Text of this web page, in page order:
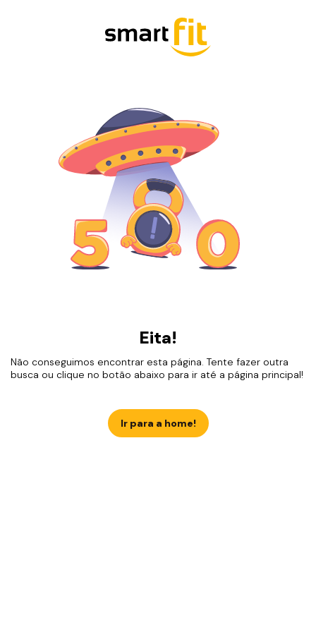
Eita!
Não conseguimos encontrar esta página. Tente fazer outra
busca ou clique no botão abaixo para ir até a página principal!
Ir para a home!